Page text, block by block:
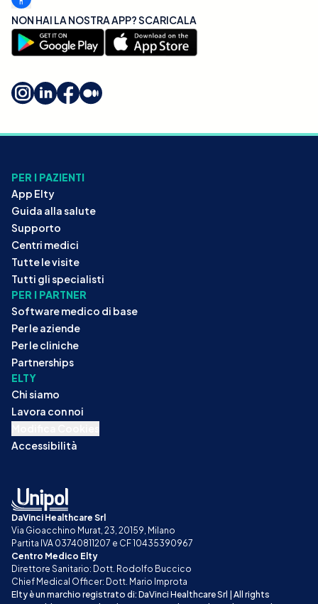
NON HAI LA NOSTRA APP? SCARICALA
PER I PAZIENTI
App Elty
Guida alla salute
Supporto
Centri medici
Tutte le visite
Tutti gli specialisti
PER I PARTNER
Software medico di base
Per le aziende
Per le cliniche
Partnerships
ELTY
Chi siamo
Lavora con noi
Accessibilità
DaVinci Healthcare Srl
Via Gioacchino Murat, 23, 20159, Milano
Partita IVA 03740811207 e CF 10435390967
Centro Medico Elty
Direttore Sanitario: Dott. Rodolfo Buccico
Chief Medical Officer: Dott. Mario Improta
Elty è un marchio registrato di: DaVinci Healthcare Srl | All rights